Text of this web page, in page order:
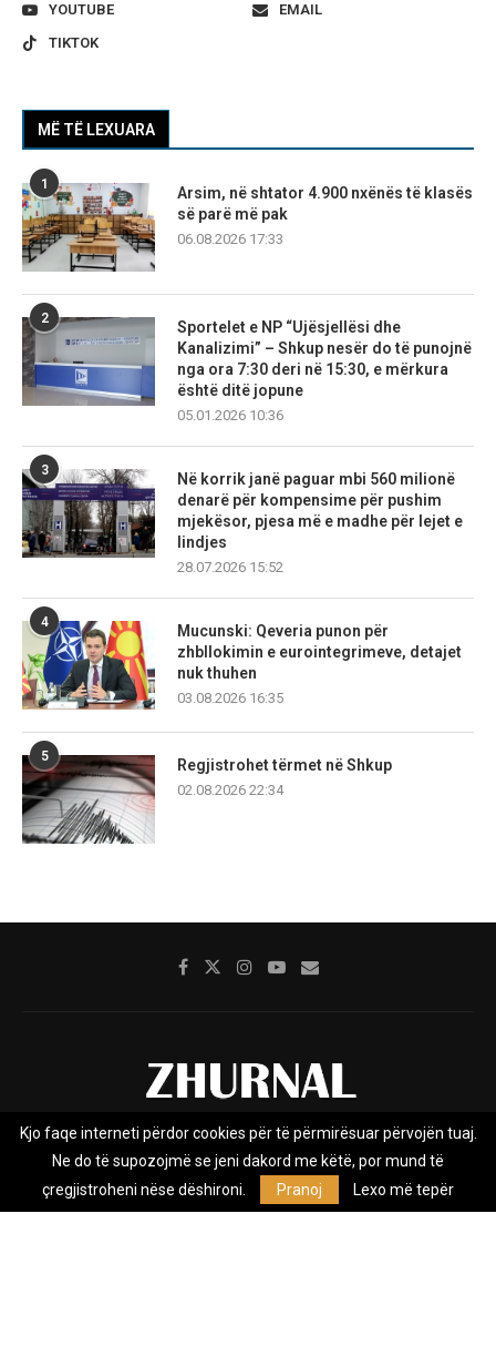
YOUTUBE
EMAIL
TIKTOK
MË TË LEXUARA
1
Arsim, në shtator 4.900 nxënës të klasës
së parë më pak
06.08.2026 17:33
2
Sportelet e NP “Ujësjellësi dhe
Kanalizimi” – Shkup nesër do të punojnë
nga ora 7:30 deri në 15:30, e mërkura
është ditë jopune
05.01.2026 10:36
3
Në korrik janë paguar mbi 560 milionë
denarë për kompensime për pushim
mjekësor, pjesa më e madhe për lejet e
lindjes
28.07.2026 15:52
4
Mucunski: Qeveria punon për
zhbllokimin e eurointegrimeve, detajet
nuk thuhen
03.08.2026 16:35
5
Regjistrohet tërmet në Shkup
02.08.2026 22:34
Rreth nesh Impresumi Marketing
Privacy Policy
Zhurnal.mk është Agjenci e Lajmeve e pavarur, e themeluar në vitin
Kjo faqe interneti përdor cookies për të përmirësuar përvojën tuaj.
Ne do të supozojmë se jeni dakord me këtë, por mund të
çregjistroheni nëse dëshironi.
Pranoj Lexo më tepër